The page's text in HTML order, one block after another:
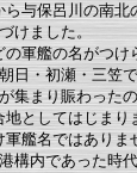
与保呂川の南北
けました。
軍艦の名がつけ
日・初瀬・三笠
集まり賑わった
としてはじまり
艦名ではありま
構内であった時